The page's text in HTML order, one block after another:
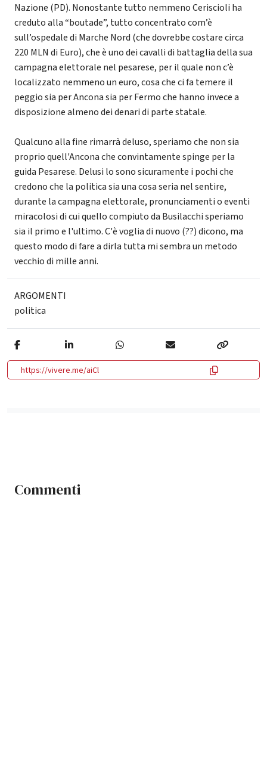
Nazione (PD). Nonostante tutto nemmeno Ceriscioli ha
creduto alla “boutade”, tutto concentrato com’è
sull’ospedale di Marche Nord (che dovrebbe costare circa
220 MLN di Euro), che è uno dei cavalli di battaglia della sua
campagna elettorale nel pesarese, per il quale non c’è
localizzato nemmeno un euro, cosa che ci fa temere il
peggio sia per Ancona sia per Fermo che hanno invece a
disposizione almeno dei denari di parte statale.
Qualcuno alla fine rimarrà deluso, speriamo che non sia
proprio quell'Ancona che convintamente spinge per la
guida Pesarese. Delusi lo sono sicuramente i pochi che
credono che la politica sia una cosa seria nel sentire,
durante la campagna elettorale, pronunciamenti o eventi
miracolosi di cui quello compiuto da Busilacchi speriamo
sia il primo e l'ultimo. C'è voglia di nuovo (??) dicono, ma
questo modo di fare a dirla tutta mi sembra un metodo
vecchio di mille anni.
ARGOMENTI
politica
https://vivere.me/aiCl
Commenti